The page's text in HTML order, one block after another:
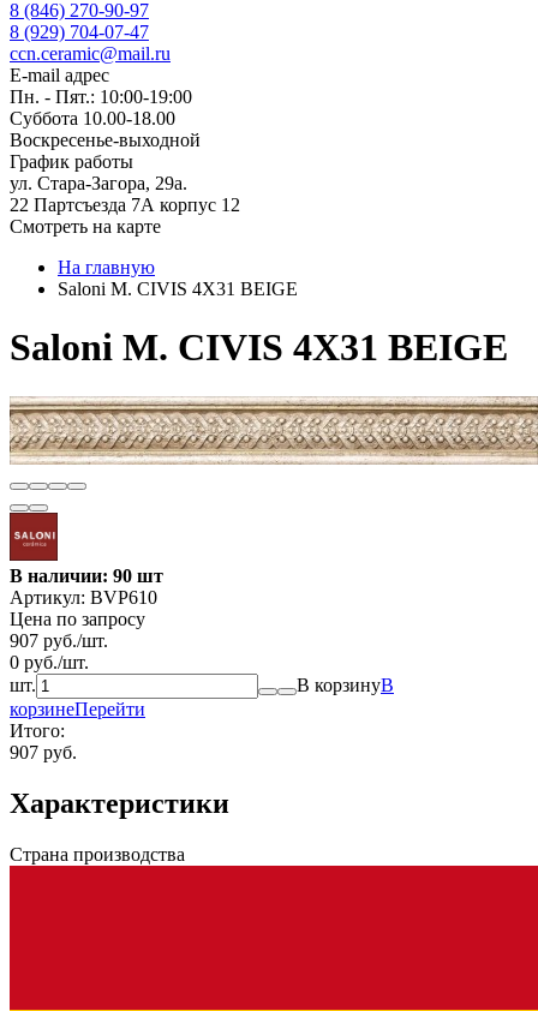
8 (846) 270-90-97
8 (929) 704-07-47
ccn.ceramic@mail.ru
E-mail адрес
Пн. - Пят.: 10:00-19:00
Суббота 10.00-18.00
Воскресенье-выходной
График работы
ул. Стара-Загора, 29а.
22 Партсъезда 7А корпус 12
Смотреть на карте
На главную
Saloni M. CIVIS 4X31 BEIGE
Saloni M. CIVIS 4X31 BEIGE
В наличии: 90 шт
Артикул: BVP610
Цена по запросу
907 руб./шт.
0 руб./шт.
шт.
В корзинуВ
корзинеПерейти
Итого:
907 руб.
Характеристики
Страна производства